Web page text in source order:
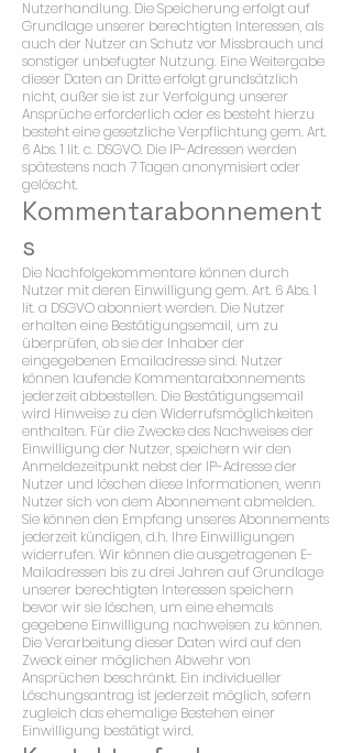
Nutzerhandlung. Die Speicherung erfolgt auf
Grundlage unserer berechtigten Interessen, als
auch der Nutzer an Schutz vor Missbrauch und
sonstiger unbefugter Nutzung. Eine Weitergabe
dieser Daten an Dritte erfolgt grundsätzlich
nicht, außer sie ist zur Verfolgung unserer
Ansprüche erforderlich oder es besteht hierzu
besteht eine gesetzliche Verpflichtung gem. Art.
6 Abs. 1 lit. c. DSGVO. Die IP-Adressen werden
spätestens nach 7 Tagen anonymisiert oder
gelöscht.
Kommentarabonnement
s
Die Nachfolgekommentare können durch
Nutzer mit deren Einwilligung gem. Art. 6 Abs. 1
lit. a DSGVO abonniert werden. Die Nutzer
erhalten eine Bestätigungsemail, um zu
überprüfen, ob sie der Inhaber der
eingegebenen Emailadresse sind. Nutzer
können laufende Kommentarabonnements
jederzeit abbestellen. Die Bestätigungsemail
wird Hinweise zu den Widerrufsmöglichkeiten
enthalten. Für die Zwecke des Nachweises der
Einwilligung der Nutzer, speichern wir den
Anmeldezeitpunkt nebst der IP-Adresse der
Nutzer und löschen diese Informationen, wenn
Nutzer sich von dem Abonnement abmelden.
Sie können den Empfang unseres Abonnements
jederzeit kündigen, d.h. Ihre Einwilligungen
widerrufen. Wir können die ausgetragenen E-
Mailadressen bis zu drei Jahren auf Grundlage
unserer berechtigten Interessen speichern
bevor wir sie löschen, um eine ehemals
gegebene Einwilligung nachweisen zu können.
Die Verarbeitung dieser Daten wird auf den
Zweck einer möglichen Abwehr von
Ansprüchen beschränkt. Ein individueller
Löschungsantrag ist jederzeit möglich, sofern
zugleich das ehemalige Bestehen einer
Einwilligung bestätigt wird.